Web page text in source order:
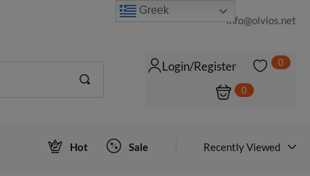
info@olvios.net
Login/Register 0
0
Hot Sale Recently Viewed
Login to view prices
Greek